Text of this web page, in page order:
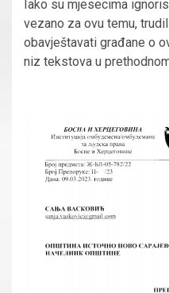
Iako su mjesecima
vezano za ovu temu,
obavještavati građane o
niz tekstova u